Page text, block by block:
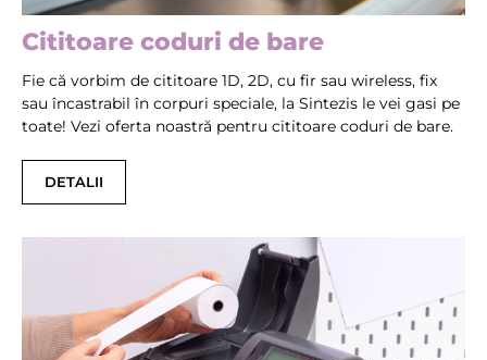
Cititoare coduri de bare
Fie că vorbim de cititoare 1D, 2D, cu fir sau wireless, fix
sau încastrabil în corpuri speciale, la Sintezis le vei gasi pe
toate! Vezi oferta noastră pentru cititoare coduri de bare.
DETALII